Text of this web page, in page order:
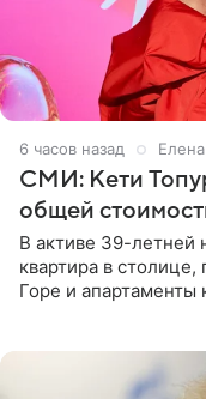
6 часов назад
СМИ: Кети
общей
В активе 39-
квартира в
Горе и апартаменты